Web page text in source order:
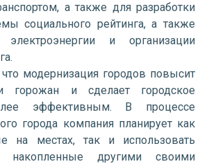
а также для разработки
социального рейтинга, а также
и организации
что модернизация городов повысит
горожан и сделает городское
эффективным. В процессе
города компания планирует как
на местах, так и использовать
накопленные другими своими